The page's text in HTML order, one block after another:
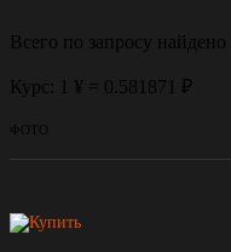
Всего по запросу найдено
Курс: 1 ¥ = 0.581871 ₽
ФОТО